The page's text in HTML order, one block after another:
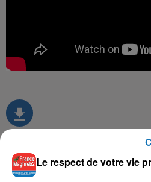
TITRES DIFFUSÉS
Le respect de votre vie